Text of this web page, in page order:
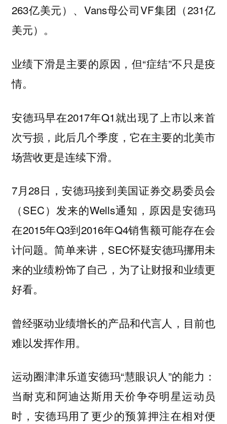
263亿美元）、Vans母公司VF集团（231亿
美元）。
业绩下滑是主要的原因，但“症结”不只是疫
情。
安德玛早在2017年Q1就出现了上市以来首
次亏损，此后几个季度，它在主要的北美市
场营收更是连续下滑。
7月28日，安德玛接到美国证券交易委员会
（SEC）发来的Wells通知，原因是安德玛
在2015年Q3到2016年Q4销售额可能存在会
计问题。简单来讲，SEC怀疑安德玛挪用未
来的业绩粉饰了自己，为了让财报和业绩更
好看。
曾经驱动业绩增长的产品和代言人，目前也
难以发挥作用。
运动圈津津乐道安德玛“慧眼识人”的能力：
当耐克和阿迪达斯用天价争夺明星运动员
时，安德玛用了更少的预算押注在相对便